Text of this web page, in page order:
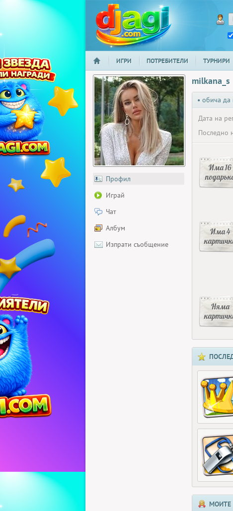
djagi.com
НАЧАЛО
ИГРИ ПОТРЕБИТЕЛИ ТУРНИРИ
Профил
Играй
Чат
Албум
Изпрати съобщение
milkana_s
• обича да
Дата на
Последно
Има 16
Има 4
Няма
МОИТЕ